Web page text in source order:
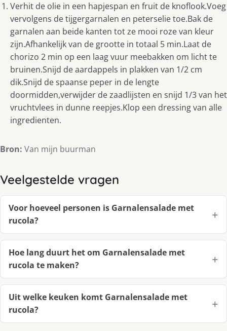
Verhit de olie in een hapjespan en fruit de knoflook.Voeg
vervolgens de tijgergarnalen en peterselie toe.Bak de
garnalen aan beide kanten tot ze mooi roze van kleur
zijn.Afhankelijk van de grootte in totaal 5 min.Laat de
chorizo 2 min op een laag vuur meebakken om licht te
bruinen.Snijd de aardappels in plakken van 1/2 cm
dik.Snijd de spaanse peper in de lengte
doormidden,verwijder de zaadlijsten en snijd 1/3 van het
vruchtvlees in dunne reepjes.Klop een dressing van alle
ingredienten.
Bron: Van mijn buurman
Veelgestelde vragen
Voor hoeveel personen is Garnalensalade met
rucola?
Hoe lang duurt het om Garnalensalade met
rucola te maken?
Uit welke keuken komt Garnalensalade met
rucola?